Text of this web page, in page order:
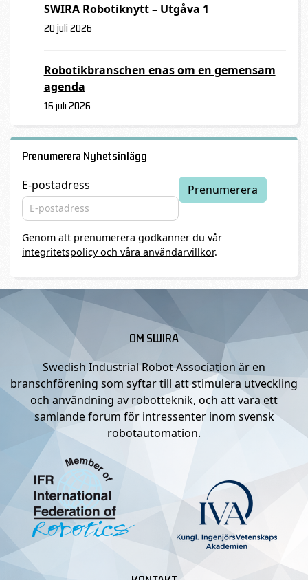
SWIRA Robotiknytt – Utgåva 1
20 juli 2026
Robotikbranschen enas om en gemensam
agenda
16 juli 2026
Prenumerera Nyhetsinlägg
E-postadress
Genom att prenumerera godkänner du vår
integritetspolicy och våra användarvillkor.
OM SWIRA
Swedish Industrial Robot Association är en
branschförening som syftar till att stimulera utveckling
och användning av robotteknik, och att vara ett
samlande forum för intressenter inom svensk
robotautomation.